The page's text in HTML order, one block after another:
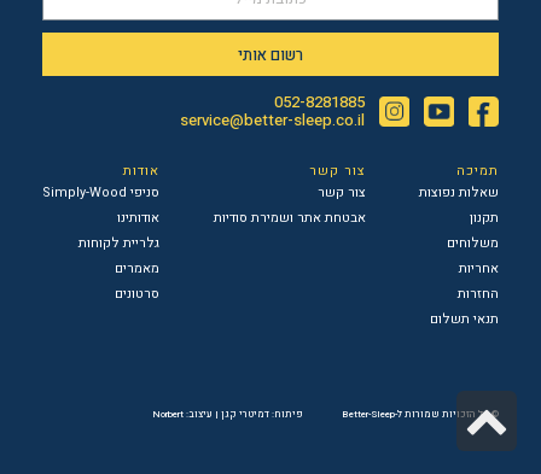
תמיכה
שאלות נפוצות
תקנון
משלוחים
אחריות
החזרות
תנאי תשלום
צור קשר
צור קשר
אבטחת אתר ושמירת סודיות
אודות
סניפי Simply-Wood
אודותינו
גלריית לקוחות
מאמרים
סרטונים
© כל הזכויות שמורות ל-Better-Sleep פיתוח: דמיטרי קגן | עיצוב: Norbert
רשום אותי
052-8281885
service@better-sleep.co.il
Facebook
YouTube
Instagram
גלילה